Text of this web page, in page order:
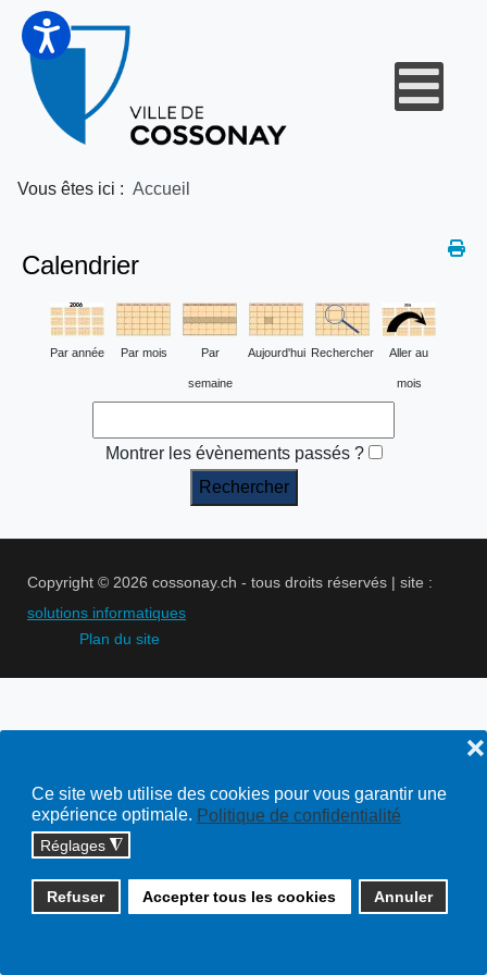
Ce site web utilise des cookies pour vous garantir une
expérience optimale. Politique de confidentialité
Réglages ◮
Refuser Accepter tous les cookies Annuler
❌
Vous êtes ici : Accueil
Calendrier
Par année Par mois Par
semaine
Aujourd'hui Rechercher Aller au
mois
Montrer les évènements passés ?
Copyright © 2026 cossonay.ch - tous droits réservés | site :
solutions informatiques
Plan du site